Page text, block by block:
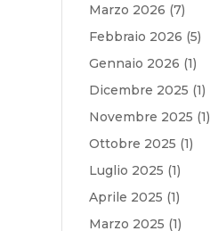
Marzo 2026 (7)
Febbraio 2026 (5)
Gennaio 2026 (1)
Dicembre 2025 (1)
Novembre 2025 (1)
Ottobre 2025 (1)
Luglio 2025 (1)
Aprile 2025 (1)
Marzo 2025 (1)